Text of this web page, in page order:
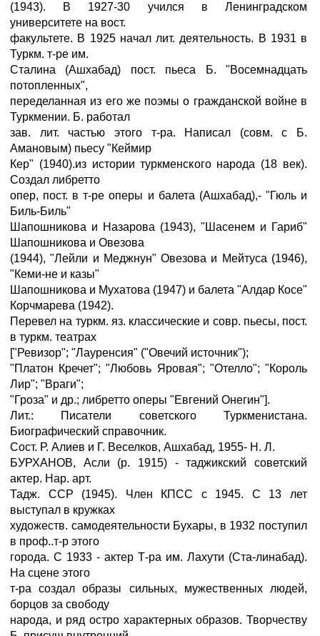
(1943). В 1927-30 учился в Ленинградском
университете на вост.
факультете. В 1925 начал лит. деятельность. В 1931 в
Туркм. т-ре им.
Сталина (Ашхабад) пост. пьеса Б. "Восемнадцать
потопленных",
переделанная из его же поэмы о гражданской войне в
Туркмении. Б. работал
зав. лит. частью этого т-ра. Написал (совм. с Б.
Амановым) пьесу "Кеймир
Кер" (1940).из истории туркменского народа (18 век).
Создал либретто
опер, пост. в т-ре оперы и балета (Ашхабад),- "Гюль и
Биль-Биль"
Шапошникова и Назарова (1943), "Шасенем и Гариб"
Шапошникова и Овезова
(1944), "Лейли и Меджнун" Овезова и Мейтуса (1946),
"Кеми-не и казы"
Шапошникова и Мухатова (1947) и балета "Алдар Косе"
Корчмарева (1942).
Перевел на туркм. яз. классические и совр. пьесы, пост.
в туркм. театрах
["Ревизор"; "Лауренсия" ("Овечий источник");
"Платон Кречет"; "Любовь Яровая"; "Отелло"; "Король
Лир"; "Враги";
"Гроза" и др.; либретто оперы "Евгений Онегин"].
Лит.: Писатели советского Туркменистана.
Биографический справочник.
Сост. Р. Алиев и Г. Веселков, Ашхабад, 1955- Н. Л.
БУРХАНОВ, Асли (р. 1915) - таджикский советский
актер. Нар. арт.
Тадж. ССР (1945). Член КПСС с 1945. С 13 лет
выступал в кружках
художеств. самодеятельности Бухары, в 1932 поступил
в проф..т-p этого
города. С 1933 - актер Т-ра им. Лахути (Ста-линабад).
На сцене этого
т-ра создал образы сильных, мужественных людей,
борцов за свободу
народа, и ряд остро характерных образов. Творчеству